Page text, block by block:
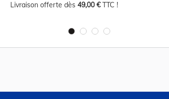
Livraison offerte dès 49,00 €TTC !